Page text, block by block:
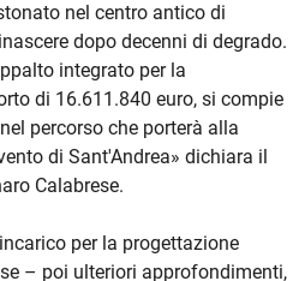
nel centro antico di
dopo decenni di degrado.
integrato per la
di 16.611.840 euro, si compie
percorso che porterà alla
di Sant'Andrea» dichiara il
Calabrese.
per la progettazione
– poi ulteriori approfondimenti,